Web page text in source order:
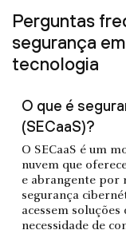
Perguntas
segurança
tecnologia
O que é
(SECaaS)?
O SECaaS é um
nuvem que
e abrangente por
segurança
acessem
necessidade de